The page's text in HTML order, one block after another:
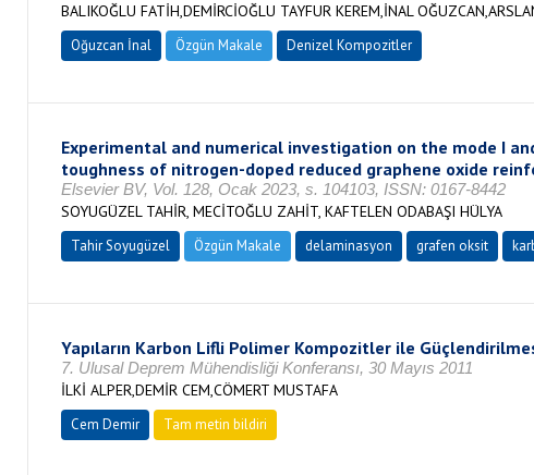
BALIKOĞLU FATİH,DEMİRCİOĞLU TAYFUR KEREM,İNAL
Oğuzcan İnal Özgün Makale Denizel Kompozitler
Experimental and numerical investigation on the mode I
toughness of nitrogen-doped reduced graphene oxide
Elsevier BV, Vol. 128, Ocak 2023, s. 104103, ISSN: 0167-8442
SOYUGÜZEL TAHİR, MECİTOĞLU ZAHİT, KAFTELEN ODABAŞI HÜLYA
Tahir Soyugüzel Özgün Makale delaminasyon grafen oksit
Yapıların Karbon Lifli Polimer Kompozitler ile
7. Ulusal Deprem Mühendisliği Konferansı, 30 Mayıs 2011
İLKİ ALPER,DEMİR CEM,CÖMERT MUSTAFA
Cem Demir Tam metin bildiri